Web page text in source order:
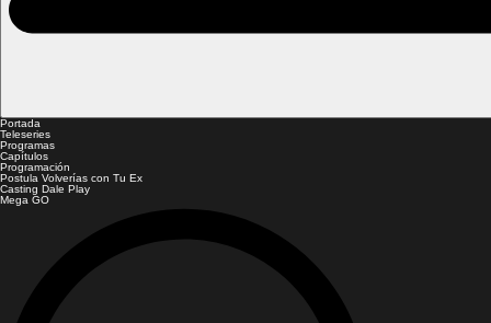
Portada
Teleseries
Programas
Capítulos
Programación
Postula Volverías con Tu Ex
Casting Dale Play
Mega GO